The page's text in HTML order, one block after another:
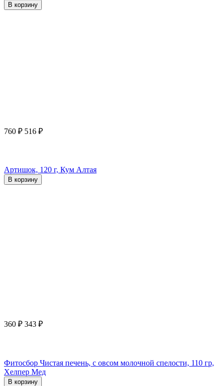
В корзину
760 ₽ 516 ₽
Артишок, 120 г, Кум Алтая
В корзину
360 ₽ 343 ₽
Фитосбор Чистая печень, с овсом молочной спелости, 110 гр,
Хелпер Мед
В корзину